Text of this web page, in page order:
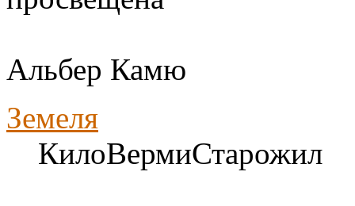
Альбер Камю
Земеля
КилоВермиСтарожил